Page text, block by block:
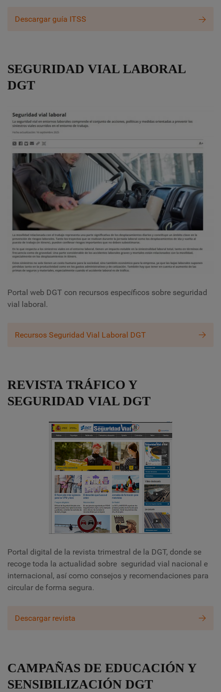
Descargar guía ITSS
SEGURIDAD VIAL LABORAL
DGT
Portal web DGT con recursos específicos sobre seguridad
vial laboral.
Recursos Seguridad Vial Laboral DGT
REVISTA TRÁFICO Y
SEGURIDAD VIAL DGT
Portal digital de la revista trimestral de la DGT, donde se
recoge toda la actualidad sobre seguridad vial nacional e
internacional, así como consejos y recomendaciones para
circular de forma segura.
Descargar revista
CAMPAÑAS DE EDUCACIÓN Y
SENSIBILIZACIÓN DGT